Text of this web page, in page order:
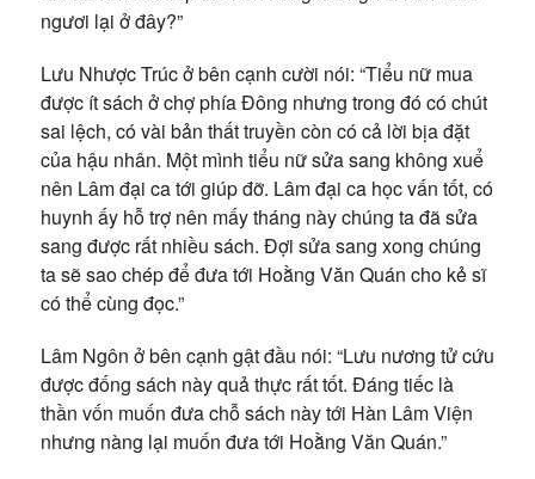
ngươi lại ở đây?”
Lưu Nhược Trúc ở bên cạnh cười nói: “Tiểu nữ mua
được ít sách ở chợ phía Đông nhưng trong đó có chút
sai lệch, có vài bản thất truyền còn có cả lời bịa đặt
của hậu nhân. Một mình tiểu nữ sửa sang không xuể
nên Lâm đại ca tới giúp đỡ. Lâm đại ca học vấn tốt, có
huynh ấy hỗ trợ nên mấy tháng này chúng ta đã sửa
sang được rất nhiều sách. Đợi sửa sang xong chúng
ta sẽ sao chép để đưa tới Hoằng Văn Quán cho kẻ sĩ
có thể cùng đọc.”
Lâm Ngôn ở bên cạnh gật đầu nói: “Lưu nương tử cứu
được đống sách này quả thực rất tốt. Đáng tiếc là
thần vốn muốn đưa chỗ sách này tới Hàn Lâm Viện
nhưng nàng lại muốn đưa tới Hoằng Văn Quán.”